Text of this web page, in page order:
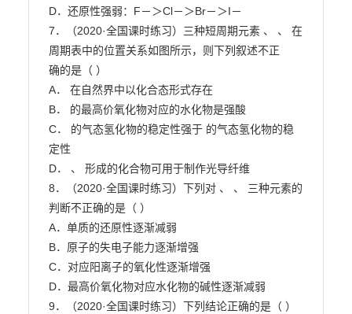
D．还原性强弱：F－＞Cl－＞Br－＞I－
7．（2020·全国课时练习）三种短周期元素 、 、 在
周期表中的位置关系如图所示，则下列叙述不正
确的是（ ）
A． 在自然界中以化合态形式存在
B． 的最高价氧化物对应的水化物是强酸
C． 的气态氢化物的稳定性强于 的气态氢化物的稳
定性
D． 、 形成的化合物可用于制作光导纤维
8．（2020·全国课时练习）下列对 、 、 三种元素的
判断不正确的是（ ）
A．单质的还原性逐渐减弱
B．原子的失电子能力逐渐增强
C．对应阳离子的氧化性逐渐增强
D．最高价氧化物对应水化物的碱性逐渐减弱
9．（2020·全国课时练习）下列结论正确的是（ ）